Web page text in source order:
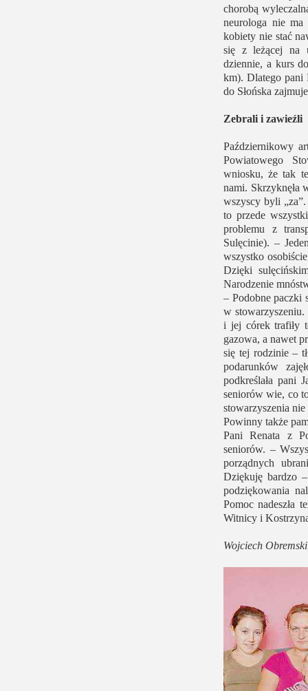
chorobą
neurologa nie
kobiety nie stać
się z leżącej na
dziennie, a kurs
km). Dlatego pani
do Słońska
Zebrali i zawieźli
Październikowy
Powiatowego
wniosku, że tak
nami. Skrzyknęła
wszyscy byli
to przede
problemu z
Sulęcinie). –
wszystko
Dzięki
Narodzenie
– Podobne paczki
w
i jej córek trafiły
gazowa, a nawet
się tej rodzinie –
podarunków
podkreślała pani
seniorów wie, co
stowarzyszenia
Powinny także
Pani Renata z
seniorów. –
porządnych
Dziękuję bardzo
podziękowania
Pomoc nadeszła
Witnicy i
Wojciech Obremski